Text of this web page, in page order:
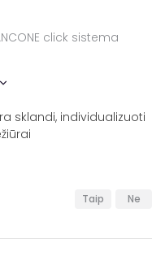
click sistema
sklandi, individualizuoti
Taip Ne